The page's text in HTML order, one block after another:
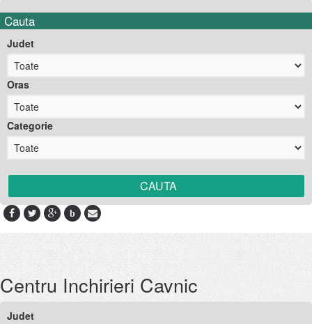
Cauta
Judet
Oras
Categorie
b
Centru Inchirieri Cavnic
Judet